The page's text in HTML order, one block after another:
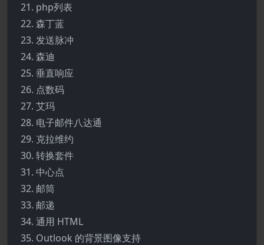
php列表
森丁蓝
发送脉冲
森迪
垂直响应
点数码
艾玛
电子邮件八达通
克拉维约
转换套件
中心点
邮筒
邮递
通用 HTML
Outlook 的背景图像支持